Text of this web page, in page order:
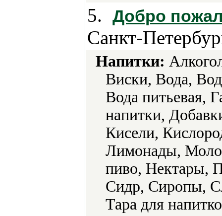
5. Добро
Санкт-
Напитки:
Виски, Вода,
Вода питьевая,
напитки,
Кисели,
Лимонады,
пиво, Нектары,
Сидр, Сиропы,
Тара для